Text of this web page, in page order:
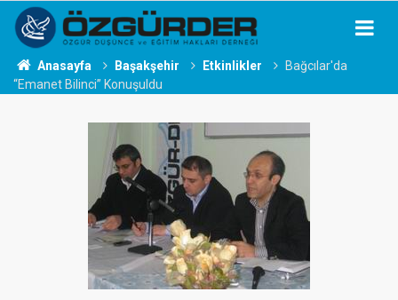
Anasayfa Başakşehir Etkinlikler
Bağcılar'da
“Emanet Bilinci” Konuşuldu